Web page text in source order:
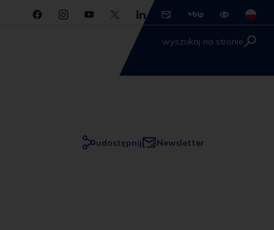
wyszukaj na stronie
udostępnij Newsletter